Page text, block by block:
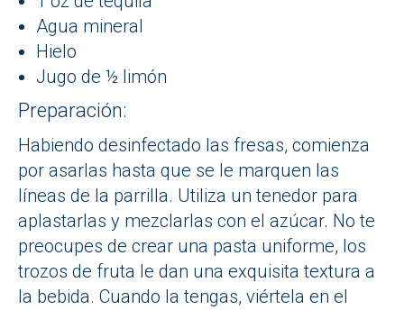
Agua mineral
Hielo
Jugo de ½ limón
Preparación:
Habiendo desinfectado las fresas, comienza
por asarlas hasta que se le marquen las
líneas de la parrilla. Utiliza un tenedor para
aplastarlas y mezclarlas con el azúcar. No te
preocupes de crear una pasta uniforme, los
trozos de fruta le dan una exquisita textura a
la bebida. Cuando la tengas, viértela en el